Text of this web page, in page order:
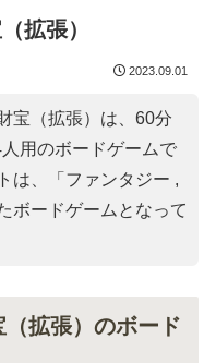
拡張）
2023.09.01
宝（拡張）は、60分
用のボードゲームで
は、「 ファンタジー ,
ボードゲームとなって
拡張）のボード